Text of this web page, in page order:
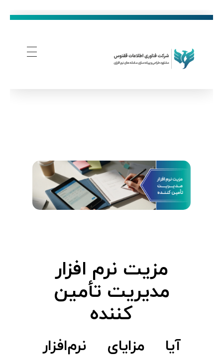
م
ی
مزیت نرم‌ افزار
مدیریت تأمین‌
کننده
آیا مزایای نرم‌افزار